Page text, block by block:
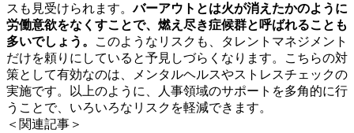
スも見受けられます。バーアウトとは火が消えたかのように
労働意欲をなくすことで、燃え尽き症候群と呼ばれることも
多いでしょう。
このようなリスクも、タレントマネジメント
だけを頼りにしていると予見しづらくなります。こちらの対
策として有効なのは、メンタルヘルスやストレスチェックの
実施です。以上のように、人事領域のサポートを多角的に行
うことで、いろいろなリスクを軽減できます。
＜関連記事＞